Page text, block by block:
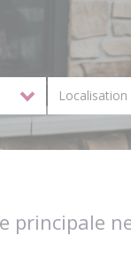
Localisation
principale